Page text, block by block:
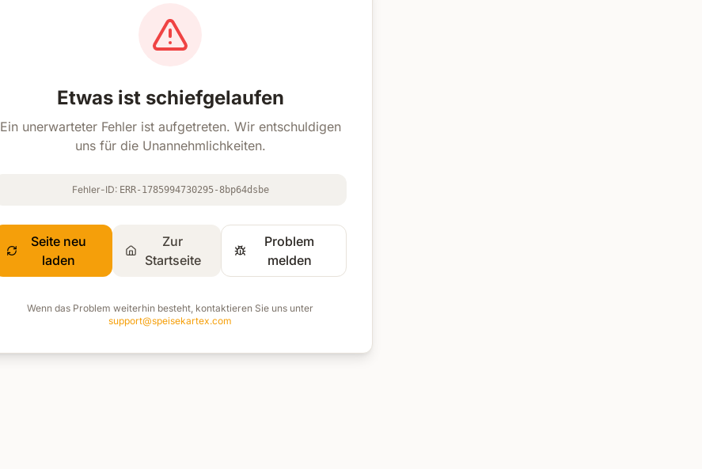
Etwas ist schiefgelaufen
Ein unerwarteter Fehler ist aufgetreten. Wir entschuldigen
uns für die Unannehmlichkeiten.
Fehler-ID: ERR-1785994730295-8bp64dsbe
Seite neu
laden
Zur
Startseite
Problem
melden
Wenn das Problem weiterhin besteht, kontaktieren Sie uns unter
support@speisekartex.com